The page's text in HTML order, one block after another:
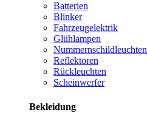
Batterien
Blinker
Fahrzeugelektrik
Glühlampen
Nummernschildleuchten
Reflektoren
Rückleuchten
Scheinwerfer
Bekleidung